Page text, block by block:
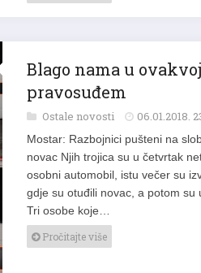
Blago nama u
pravosuđem
Ostale novosti 06.01.2018.
Mostar: Razbojnici pušteni na
novac Njih trojica su u četvrtak
osobni automobil, istu večer su
gdje su otuđili novac, a potom su
Tri osobe koje…
Pročitajte više